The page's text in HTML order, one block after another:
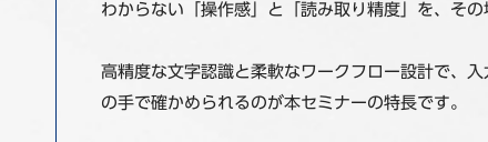
わからない「操作感」と「読み取り精度」を、その
高精度な文字認識と柔軟なワークフロー設計で、
の手で確かめられるのが本セミナーの特長です。